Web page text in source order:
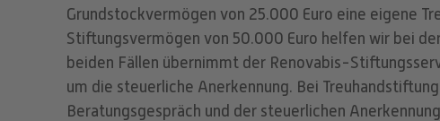
Grundstockvermögen von 25.000 Euro eine eigene
Stiftungsvermögen von 50.000 Euro helfen wir bei
beiden Fällen übernimmt der Renovabis-
um die steuerliche Anerkennung. Bei
Beratungsgespräch und der steuerlichen